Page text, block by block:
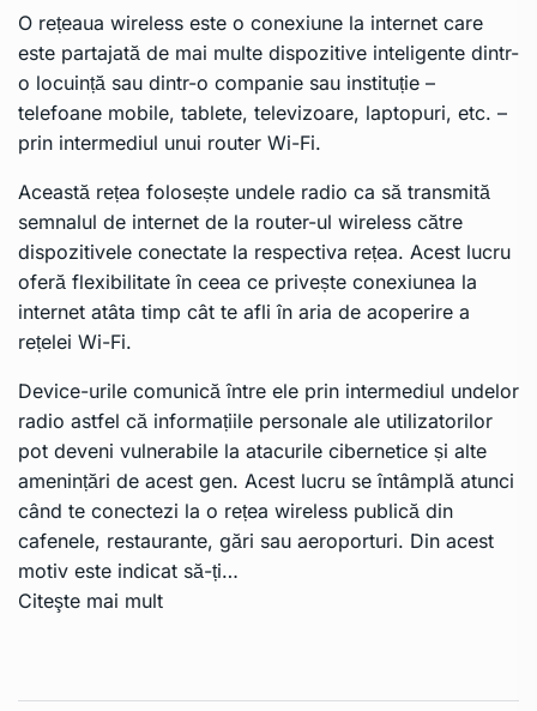
O rețeaua wireless este o conexiune la internet care
este partajată de mai multe dispozitive inteligente dintr-
o locuință sau dintr-o companie sau instituție –
telefoane mobile, tablete, televizoare, laptopuri, etc. –
prin intermediul unui router Wi-Fi.
Această rețea folosește undele radio ca să transmită
semnalul de internet de la router-ul wireless către
dispozitivele conectate la respectiva rețea. Acest lucru
oferă flexibilitate în ceea ce privește conexiunea la
internet atâta timp cât te afli în aria de acoperire a
rețelei Wi-Fi.
Device-urile comunică între ele prin intermediul undelor
radio astfel că informațiile personale ale utilizatorilor
pot deveni vulnerabile la atacurile cibernetice și alte
amenințări de acest gen. Acest lucru se întâmplă atunci
când te conectezi la o rețea wireless publică din
cafenele, restaurante, gări sau aeroporturi. Din acest
motiv este indicat să-ți…
Citeşte mai mult